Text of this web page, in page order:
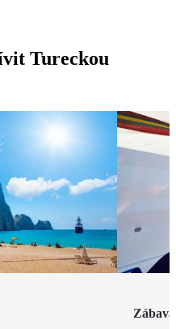
Tureckou